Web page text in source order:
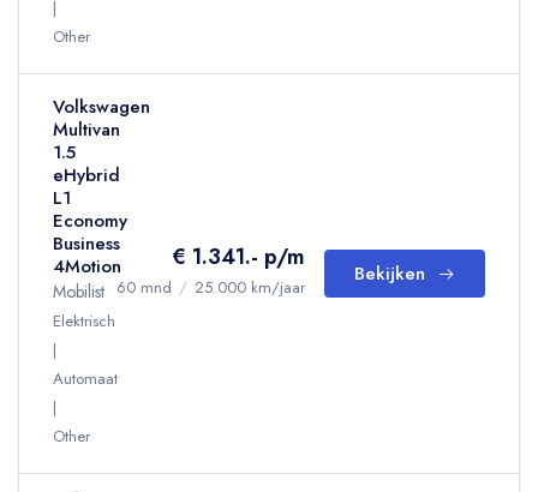
Other
Volkswagen
Multivan
1.5
eHybrid
L1
Economy
Business
4Motion
Mobilist
Elektrisch
Automaat
Other
€ 1.341.- p/m
60 mnd / 25.000 km/jaar
Bekijken